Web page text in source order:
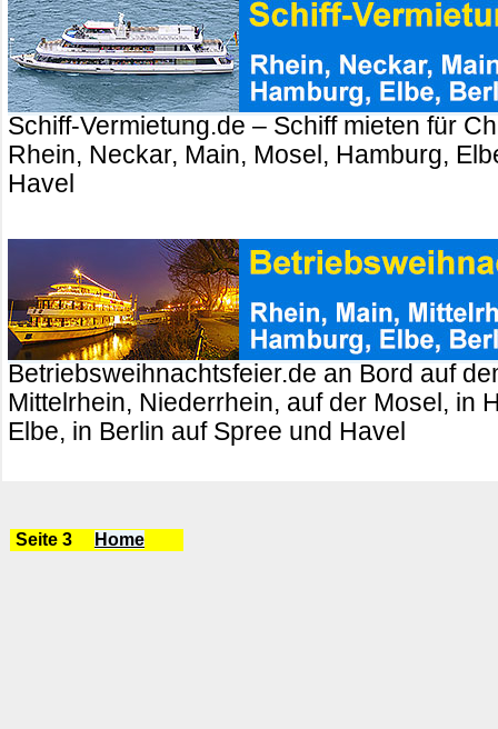
Schiff-Vermietung.de – Schiff mieten für
Rhein, Neckar, Main, Mosel, Hamburg,
Havel
Betriebsweihnachtsfeier.de an Bord auf
Mittelrhein, Niederrhein, auf der Mosel, in
Elbe, in Berlin auf Spree und Havel
Seite 3 Home